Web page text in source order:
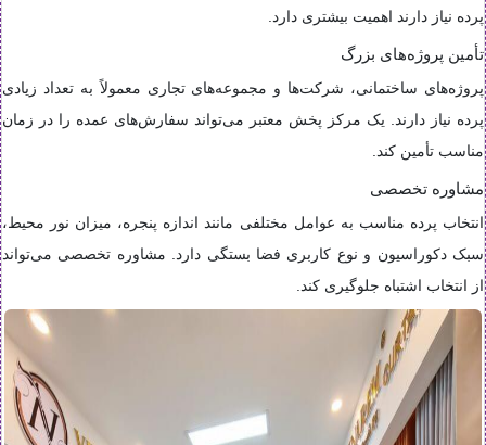
پرده نیاز دارند اهمیت بیشتری دارد.
تأمین پروژه‌های بزرگ
پروژه‌های ساختمانی، شرکت‌ها و مجموعه‌های تجاری معمولاً به تعداد زیادی
پرده نیاز دارند. یک مرکز پخش معتبر می‌تواند سفارش‌های عمده را در زمان
مناسب تأمین کند.
مشاوره تخصصی
انتخاب پرده مناسب به عوامل مختلفی مانند اندازه پنجره، میزان نور محیط،
سبک دکوراسیون و نوع کاربری فضا بستگی دارد. مشاوره تخصصی می‌تواند
از انتخاب اشتباه جلوگیری کند.